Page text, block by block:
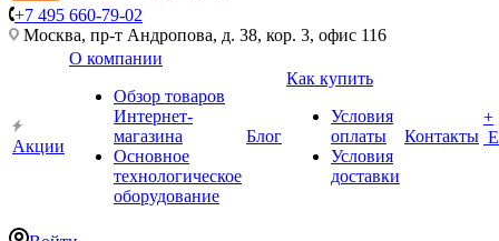
+7 495 660-79-02
Москва, пр-т Андропова, д. 38, кор. 3, офис 116
Акции
О компании
Обзор товаров
Интернет-
магазина
Основное
технологическое
оборудование
Блог
Как купить
Условия
оплаты
Условия
доставки
Контакты
+